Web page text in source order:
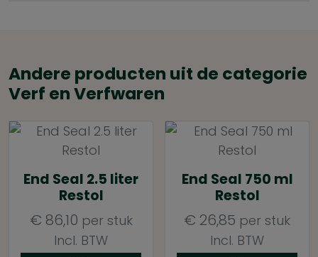
Andere producten uit de categorie
Verf en Verfwaren
End Seal 2.5 liter
Restol
€ 86,10 per stuk
Incl. BTW
End Seal 750 ml
Restol
€ 26,85 per stuk
Incl. BTW